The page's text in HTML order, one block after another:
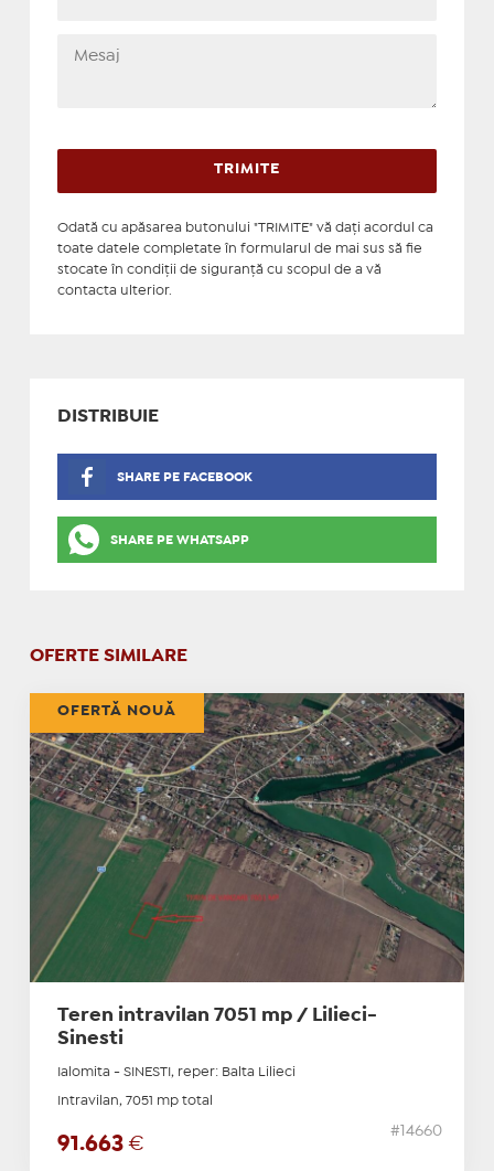
Odată cu apăsarea butonului "TRIMITE" vă daţi acordul ca
toate datele completate în formularul de mai sus să fie
stocate în condiţii de siguranţă cu scopul de a vă
contacta ulterior.
DISTRIBUIE
SHARE PE FACEBOOK
SHARE PE WHATSAPP
OFERTE SIMILARE
Teren intravilan 7051 mp / Lilieci-
Sinesti
Ialomita - SINESTI, reper: Balta Lilieci
Intravilan, 7051 mp total
91.663 €
#14660
OFERTĂ NOUĂ